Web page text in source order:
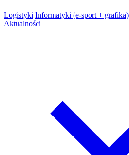
Logistyki Informatyki (e-sport + grafika)
Aktualności